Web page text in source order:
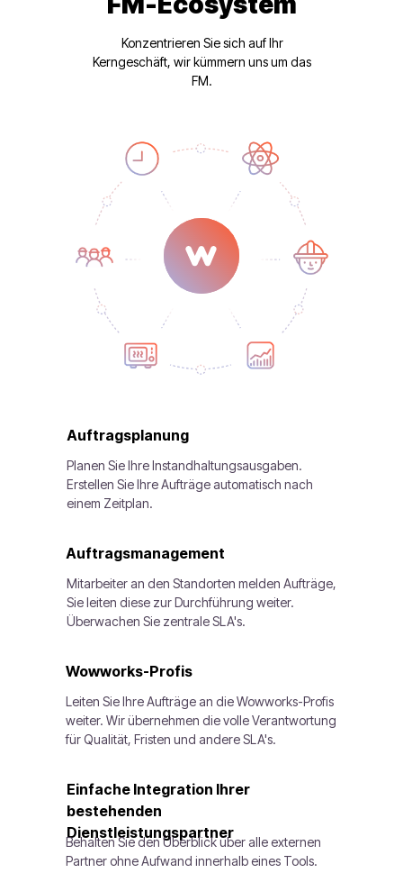
Konzentrieren Sie sich auf Ihr
Kerngeschäft, wir kümmern uns um das
FM.
Auftragsplanung
Planen Sie Ihre Instandhaltungsausgaben.
Erstellen Sie Ihre Aufträge automatisch nach
einem Zeitplan.
Einfache Integration Ihrer
bestehenden
Dienstleistungspartner
Behalten Sie den Überblick über alle externen
Partner ohne Aufwand innerhalb eines Tools.
Auftragsmanagement
Mitarbeiter an den Standorten melden Aufträge,
Sie leiten diese zur Durchführung weiter.
Überwachen Sie zentrale SLA's.
Wowworks-Profis
Leiten Sie Ihre Aufträge an die Wowworks-Profis
weiter. Wir übernehmen die volle Verantwortung
für Qualität, Fristen und andere SLA's.